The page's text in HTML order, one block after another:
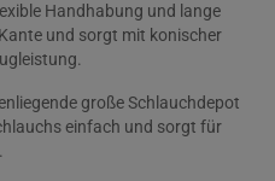
Handhabung und lange
und sorgt mit konischer
große Schlauchdepot
einfach und sorgt für